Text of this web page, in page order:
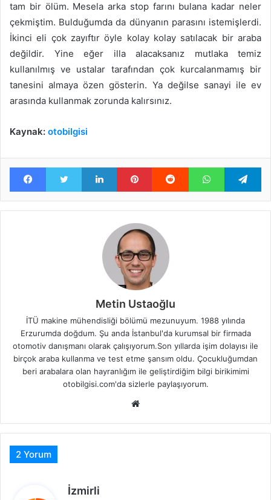
tam bir ölüm. Mesela arka stop farını bulana kadar neler
çekmiştim. Bulduğumda da dünyanın parasını istemişlerdi.
İkinci eli çok zayıftır öyle kolay kolay satılacak bir araba
değildir. Yine eğer illa alacaksanız mutlaka temiz
kullanılmış ve ustalar tarafından çok kurcalanmamış bir
tanesini almaya özen gösterin. Ya değilse sanayi ile ev
arasında kullanmak zorunda kalırsınız.
Kaynak: otobilgisi
FacebookTwitter LinkedIn Pinterest Reddit WhatsApp
Metin Ustaoğlu
İTÜ makine mühendisliği bölümü mezunuyum. 1988 yılında
Erzurumda doğdum. Şu anda İstanbul'da kurumsal bir firmada
otomotiv danışmanı olarak çalışıyorum.Son yıllarda işim dolayısı ile
birçok araba kullanma ve test etme şansım oldu. Çocukluğumdan
beri arabalara olan hayranlığım ile geliştirdiğim bilgi birikimimi
otobilgisi.com'da sizlerle paylaşıyorum.
Web
2 Yorum
İzmirli